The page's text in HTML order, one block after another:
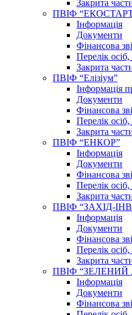
Закрита
ПВІФ
Інформація
Документи
Фінансова
Перелік
Закрита
ПВІФ “Елізіум”
Інформація
Документи
Фінансова
Перелік
Закрита
ПВІФ “ЕНКОР”
Інформація
Документи
Фінансова
Перелік
Закрита
ПВІФ “ЗАХІД-
Інформація
Документи
Фінансова
Перелік
Закрита
ПВІФ “ЗЕЛЕНИЙ
Інформація
Документи
Фінансова